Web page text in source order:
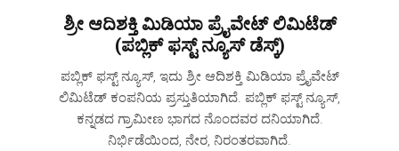
ಶ್ರೀ ಆದಿಶಕ್ತಿ ಮಿಡಿಯಾ ಪ್ರೈವೇಟ್ ಲಿಮಿಟೆಡ್
(ಪಬ್ಲಿಕ್ ಫಸ್ಟ್ ನ್ಯೂಸ್ ಡೆಸ್ಕ್)
ಪಬ್ಲಿಕ್ ಫಸ್ಟ್ ನ್ಯೂಸ್, ಇದು ಶ್ರೀ ಆದಿಶಕ್ತಿ ಮಿಡಿಯಾ ಪ್ರೈವೇಟ್
ಲಿಮಿಟೆಡ್ ಕಂಪನಿಯ ಪ್ರಸ್ತುತಿಯಾಗಿದೆ. ಪಬ್ಲಿಕ್ ಫಸ್ಟ್ ನ್ಯೂಸ್,
ಕನ್ನಡದ ಗ್ರಾಮೀಣ ಭಾಗದ ನೊಂದವರ ದನಿಯಾಗಿದೆ‌.
ನಿರ್ಭಿಡೆಯಿಂದ, ನೇರ, ನಿರಂತರವಾಗಿದೆ.